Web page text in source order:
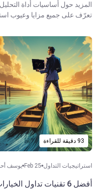
المزيد حول أساسيات أداة
تعرّف على جميع مزايا وعيوب
93 دقيقة للقراءة
استراتيجيات التداول Feb 25 يوسف
أفضل 6 تقنيات تداول الخيارات الرقمية: دليل المؤشرات الثنائية